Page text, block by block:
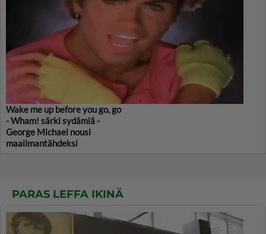
Wake me up before you go, go
- Wham! särki sydämiä -
George Michael nousi
maailmantähdeksi
PARAS LEFFA IKINÄ